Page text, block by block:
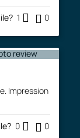
1 0
Impression
0 0